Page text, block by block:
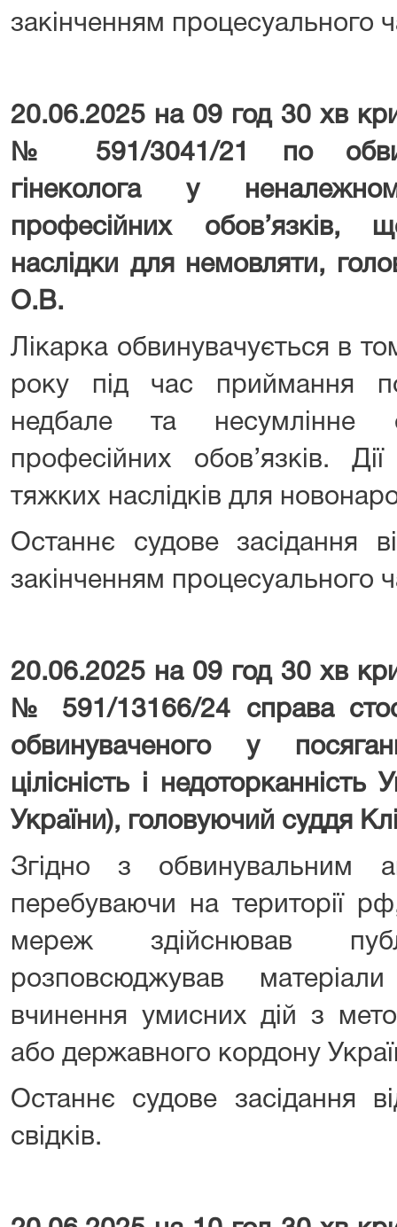
закінченням процесуального
20.06.2025 на 09 год 30 хв
№ 591/3041/21 по
гінеколога у
професійних обов’язків,
наслідки для немовляти,
О.В.
Лікарка обвинувачується в
року під час приймання
недбале та несумлінне
професійних обов’язків.
тяжких наслідків для
Останнє судове засідання
закінченням процесуального
20.06.2025 на 09 год 30 хв
№ 591/13166/24 справа
обвинуваченого у
цілісність і
України), головуючий суддя
Згідно з обвинувальним
перебуваючи на території
мереж здійснював
розповсюджував
вчинення умисних дій з
або державного кордону
Останнє судове засідання
свідків.